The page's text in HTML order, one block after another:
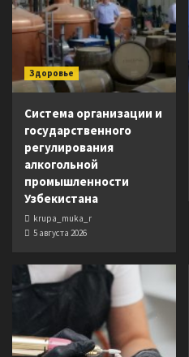
Здоровье
Система организации и
государственного
регулирования
алкогольной
промышленности
Узбекистана
krupa_muka_r
5 августа 2026